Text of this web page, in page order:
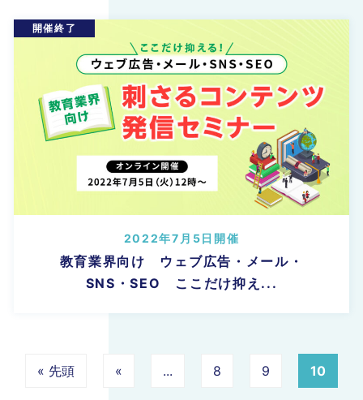
教育業界向け ウェブ広告・メール・
SNS・SEO ここだけ抑え...
2022年7月5日開催
« 先頭 « ... 8 9 10